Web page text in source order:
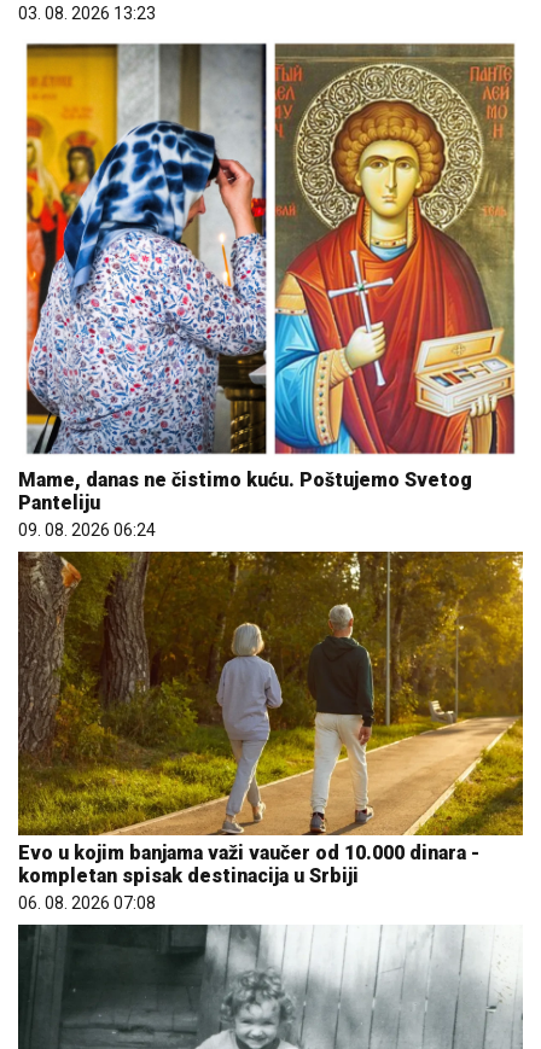
03. 08. 2026 13:23
Mame, danas ne čistimo kuću. Poštujemo Svetog
Panteliju
09. 08. 2026 06:24
Evo u kojim banjama važi vaučer od 10.000 dinara -
kompletan spisak destinacija u Srbiji
06. 08. 2026 07:08